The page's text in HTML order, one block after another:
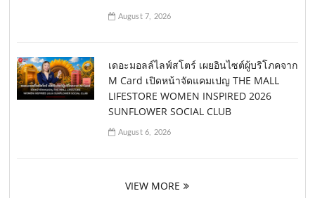
August 7, 2026
เดอะมอลล์ไลฟ์สโตร์ เผยอินไซต์ผู้บริโภคจาก
M Card เปิดหน้าจัดแคมเปญ THE MALL
LIFESTORE WOMEN INSPIRED 2026
SUNFLOWER SOCIAL CLUB
August 6, 2026
VIEW MORE